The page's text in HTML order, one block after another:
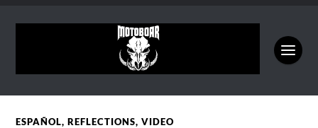
ESPAÑOL,REFLECTIONS,VIDEO